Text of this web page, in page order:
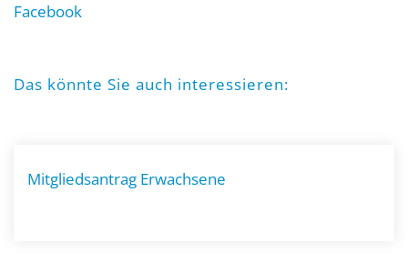
Facebook
Das könnte Sie auch interessieren:
Mitgliedsantrag Erwachsene